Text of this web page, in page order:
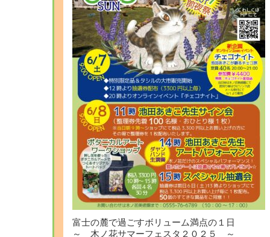
富士の麓で過ごすボリューム満点の１日
～ 木ノ花サマーフェスタ２０２５ ～